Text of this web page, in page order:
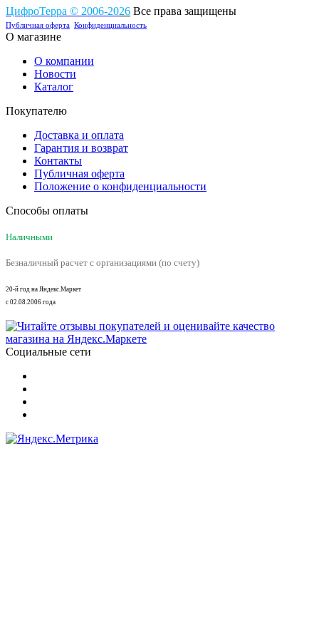
ЦифроТерра © 2006-2026 Все права защищены
Публичная оферта Конфиденциальность
О магазине
О компании
Новости
Каталог
Покупателю
Доставка и оплата
Гарантия и возврат
Контакты
Публичная оферта
Положение о конфиденциальности
Способы оплаты
Наличными
Безналичный расчет с организациями (по счету)
20-й год на Яндекс.Маркет
с 02.08.2006 года
Социальные сети